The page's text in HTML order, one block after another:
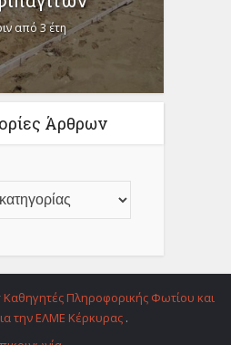
από 3 έτη
Άρθρων
Καθηγητές Πληροφορικής Φωτίου και
την ΕΛΜΕ Κέρκυρας .